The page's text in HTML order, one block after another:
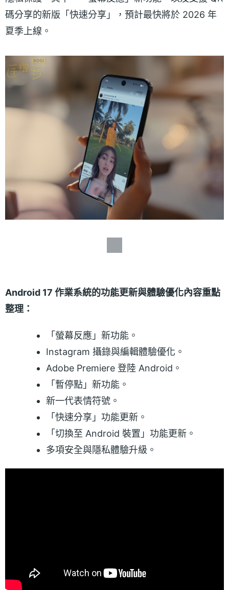
碼分享的新版「快速分享」，預計最快將於 2026 年
夏季上線。
Android 17 作業系統的功能更新與體驗優化內容重點
整理：
「螢幕反應」新功能。
Instagram 攝錄與編輯體驗優化。
Adobe Premiere 登陸 Android。
「暫停點」新功能。
新一代表情符號。
「快速分享」功能更新。
「切換至 Android 裝置」功能更新。
多項安全與隱私體驗升級。